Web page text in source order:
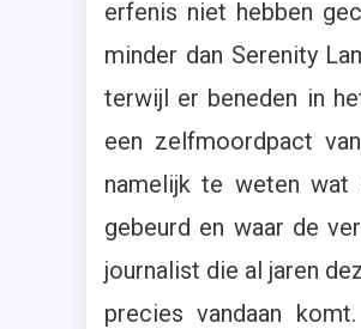
erfenis niet hebben
minder dan Serenity
terwijl er beneden in
een zelfmoordpact
namelijk te weten
gebeurd en waar de
journalist die al jaren
precies vandaan